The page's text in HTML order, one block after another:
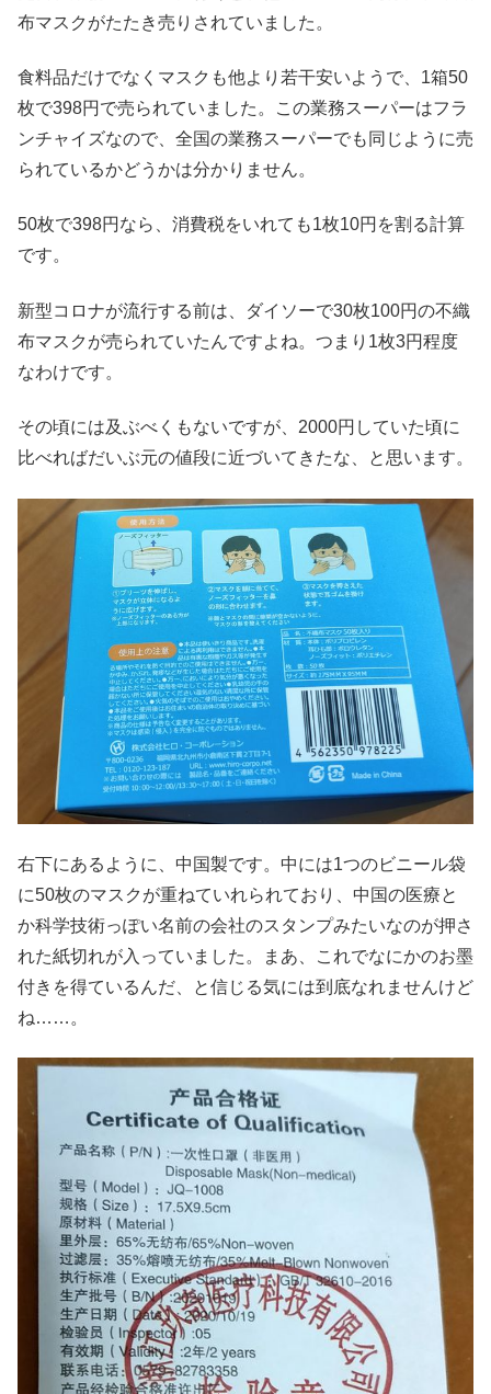
布マスクがたたき売りされていました。
食料品だけでなくマスクも他より若干安いようで、1箱50
枚で398円で売られていました。この業務スーパーはフラ
ンチャイズなので、全国の業務スーパーでも同じように売
られているかどうかは分かりません。
50枚で398円なら、消費税をいれても1枚10円を割る計算
です。
新型コロナが流行する前は、ダイソーで30枚100円の不織
布マスクが売られていたんですよね。つまり1枚3円程度
なわけです。
その頃には及ぶべくもないですが、2000円していた頃に
比べればだいぶ元の値段に近づいてきたな、と思います。
右下にあるように、中国製です。中には1つのビニール袋
に50枚のマスクが重ねていれられており、中国の医療と
か科学技術っぽい名前の会社のスタンプみたいなのが押さ
れた紙切れが入っていました。まあ、これでなにかのお墨
付きを得ているんだ、と信じる気には到底なれませんけど
ね……。